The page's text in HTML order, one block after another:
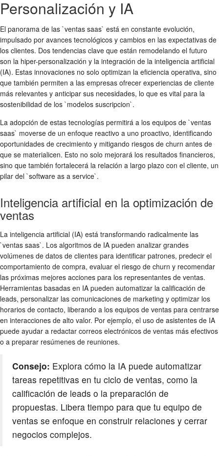
Personalización y IA
El panorama de las `ventas saas` está en constante evolución,
impulsado por avances tecnológicos y cambios en las expectativas de
los clientes. Dos tendencias clave que están remodelando el futuro
son la hiper-personalización y la integración de la inteligencia artificial
(IA). Estas innovaciones no solo optimizan la eficiencia operativa, sino
que también permiten a las empresas ofrecer experiencias de cliente
más relevantes y anticipar sus necesidades, lo que es vital para la
sostenibilidad de los `modelos suscripcion`.
La adopción de estas tecnologías permitirá a los equipos de `ventas
saas` moverse de un enfoque reactivo a uno proactivo, identificando
oportunidades de crecimiento y mitigando riesgos de churn antes de
que se materialicen. Esto no solo mejorará los resultados financieros,
sino que también fortalecerá la relación a largo plazo con el cliente, un
pilar del `software as a service`.
Inteligencia artificial en la optimización de
ventas
La inteligencia artificial (IA) está transformando radicalmente las
`ventas saas`. Los algoritmos de IA pueden analizar grandes
volúmenes de datos de clientes para identificar patrones, predecir el
comportamiento de compra, evaluar el riesgo de churn y recomendar
las próximas mejores acciones para los representantes de ventas.
Herramientas basadas en IA pueden automatizar la calificación de
leads, personalizar las comunicaciones de marketing y optimizar los
horarios de contacto, liberando a los equipos de ventas para centrarse
en interacciones de alto valor. Por ejemplo, el uso de asistentes de IA
puede ayudar a redactar correos electrónicos de ventas más efectivos
o a preparar resúmenes de reuniones.
Consejo: Explora cómo la IA puede automatizar
tareas repetitivas en tu ciclo de ventas, como la
calificación de leads o la preparación de
propuestas. Libera tiempo para que tu equipo de
ventas se enfoque en construir relaciones y cerrar
negocios complejos.